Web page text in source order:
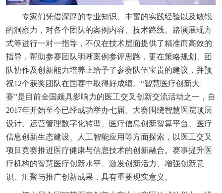
专家们凭借深厚的专业知识、丰富的实践经验以及敏锐
的洞察力，对各个团队的案例内容、技术路线、路演展现方
式等进行一对一指导，不仅在技术层面提供了精准而高效的
指导，帮助参赛团队明晰案例参评思路，更在策略规划、团
队协作及创新能力培养上给予了参赛队伍宝贵的建议，并预
祝12个获奖团队在国赛中取得好成绩。“智慧医疗创新大
赛”是目前全国颇具影响力的医工交叉创新交流活动之一，自
2017年开始至今已经成功举办七届。大赛围绕智慧医院顶层
设计、运营管理数字化转型、医疗信息创新智算平台、医疗
信息创新生态建设、人工智能应用等方面探索，以医工交叉
项目竞赛推进医疗健康与信息技术的创新融合。赛事提升医
疗机构的智慧医疗创新水平、激发创新活力、增强创新意
识、汇聚与推广创新成果，具有重要现实意义。